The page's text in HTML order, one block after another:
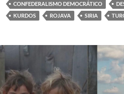
CONFEDERALISMO DEMOCRÁTICO
KURDOS
ROJAVA SIRIA